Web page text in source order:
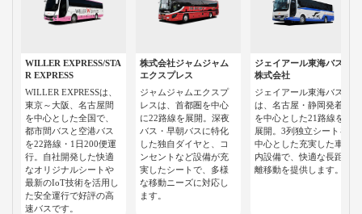
WILLER EXPRESS/STA
R EXPRESS
WILLER EXPRESSは、
東京～大阪、名古屋間
を中心とした全国で、
都市間バスと空港バス
を22路線・1日200便運
行。自社開発した快適
なオリジナルシートや
最新のIoT技術を活用し
た安全運行で好評の高
速バスです。
株式会社ジャムジャム
エクスプレス
ジャムジャムエクスプ
レスは、首都圏を中心
に22路線を展開。深夜
バス・早朝バスに特化
した独自ダイヤと、コ
ンセントなど設備が充
実したシートで、多様
な移動ニーズに対応し
ます。
ジェイアール東海バス
株式会社
ジェイアール東海バス
は、名古屋・静岡発着
を中心とした21路線を
展開。3列独立シートを
中心とした充実した車
内設備で、快適な長距
離移動を提供します。